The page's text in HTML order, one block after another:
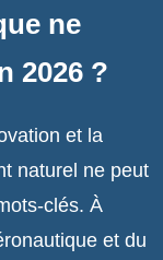
ne
2026 ?
et la
naturel ne peut
clés. À
et du